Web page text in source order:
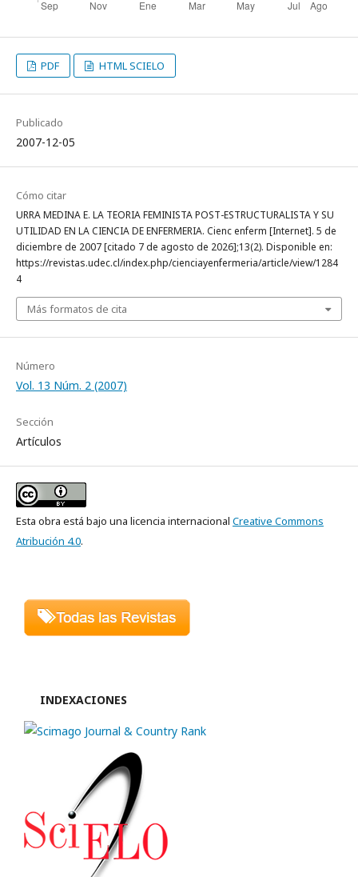
PDF HTML SCIELO
Publicado
2007-12-05
Cómo citar
URRA MEDINA E. LA TEORIA FEMINISTA POST-ESTRUCTURALISTA Y SU
UTILIDAD EN LA CIENCIA DE ENFERMERIA. Cienc enferm [Internet]. 5 de
diciembre de 2007 [citado 7 de agosto de 2026];13(2). Disponible en:
https://revistas.udec.cl/index.php/cienciayenfermeria/article/view/1284
4
Más formatos de cita
Número
Vol. 13 Núm. 2 (2007)
Sección
Artículos
Esta obra está bajo una licencia internacional Creative Commons
Atribución 4.0.
INDEXACIONES